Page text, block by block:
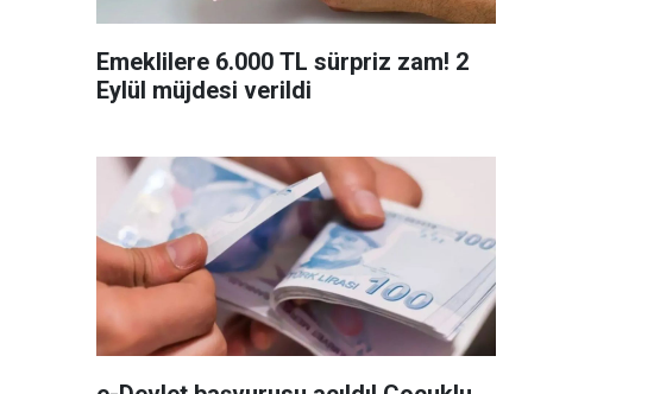
Emeklilere 6.000 TL sürpriz zam! 2
Eylül müjdesi verildi